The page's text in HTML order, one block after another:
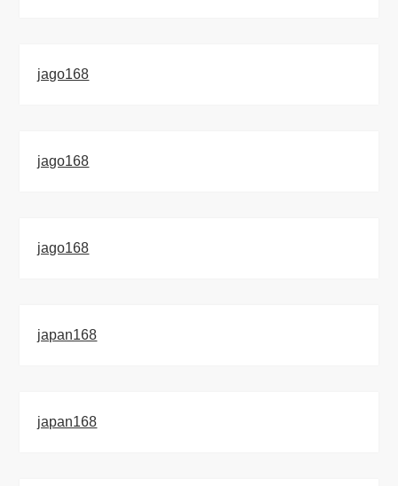
jago168
jago168
jago168
japan168
japan168